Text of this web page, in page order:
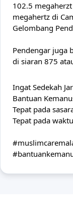
megahertz di
Gelombang
Pendengar juga
di siaran 875
Ingat Sedekah
Bantuan
Tepat pada
Tepat pada